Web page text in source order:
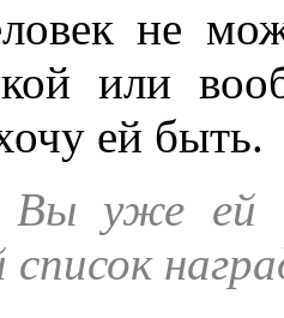
не
или
ей быть.
уже ей
список